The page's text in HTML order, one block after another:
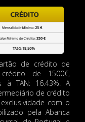
de crédito de
de 1500€,
à TAN: 16.43%. A
de crédito
com o
pela Abanca